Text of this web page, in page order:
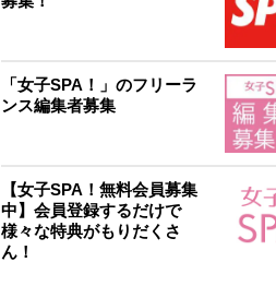
「女子SPA！」のフリーラ
ンス編集者募集
【女子SPA！無料会員募集
中】会員登録するだけで
様々な特典がもりだくさ
ん！